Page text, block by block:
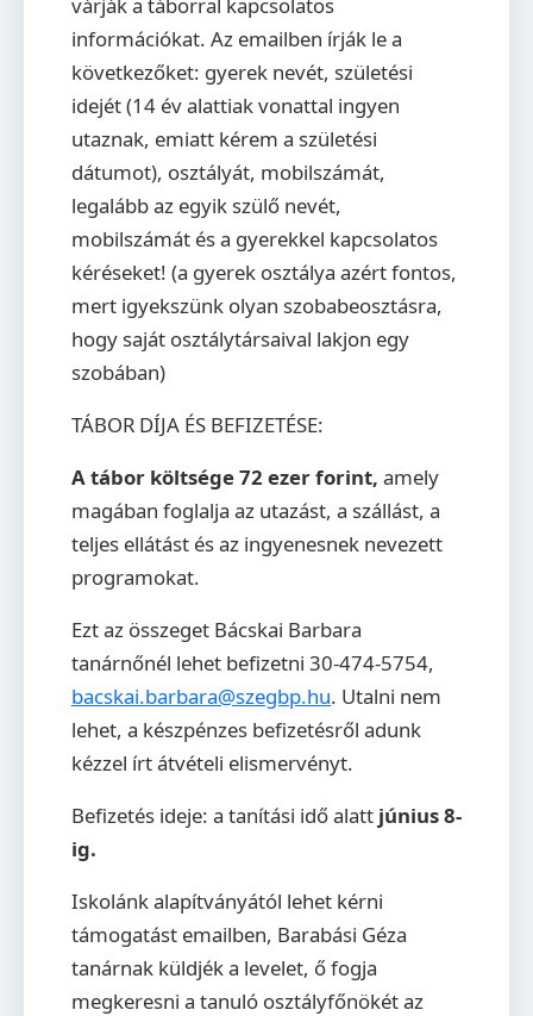
információkat. Az emailben írják le a
következőket: gyerek nevét, születési
idejét (14 év alattiak vonattal ingyen
utaznak, emiatt kérem a születési
dátumot), osztályát, mobilszámát,
legalább az egyik szülő nevét,
mobilszámát és a gyerekkel kapcsolatos
kéréseket! (a gyerek osztálya azért fontos,
mert igyekszünk olyan szobabeosztásra,
hogy saját osztálytársaival lakjon egy
szobában)
TÁBOR DÍJA ÉS BEFIZETÉSE:
A tábor költsége 72 ezer forint, amely
magában foglalja az utazást, a szállást, a
teljes ellátást és az ingyenesnek nevezett
programokat.
Ezt az összeget Bácskai Barbara
tanárnőnél lehet befizetni 30-474-5754,
bacskai.barbara@szegbp.hu. Utalni nem
lehet, a készpénzes befizetésről adunk
kézzel írt átvételi elismervényt.
Befizetés ideje: a tanítási idő alatt június 8-
ig.
Iskolánk alapítványától lehet kérni
támogatást emailben, Barabási Géza
tanárnak küldjék a levelet, ő fogja
megkeresni a tanuló osztályfőnökét az